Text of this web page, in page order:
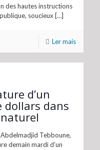
des hautes instructions
soucieux […]
Ler mais
d’un
dollars dans
Tebboune,
demain mardi d’un